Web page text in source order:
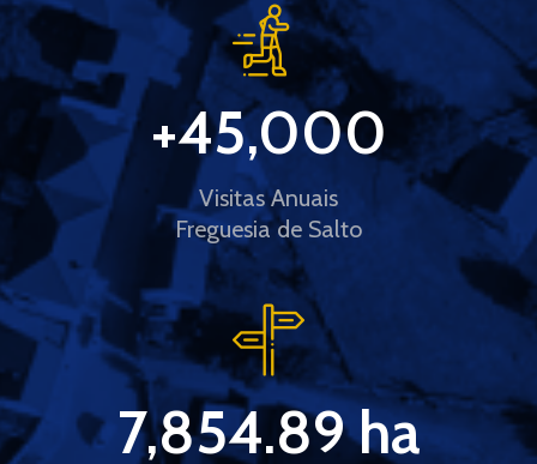
Visitas Anuais
Freguesia de Salto
+45,000
7,854.89 ha